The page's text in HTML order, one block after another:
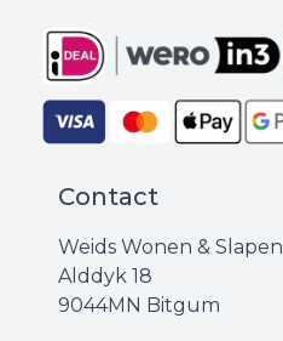
Contact
Weids Wonen & Slapen
Alddyk 18
9044MN Bitgum